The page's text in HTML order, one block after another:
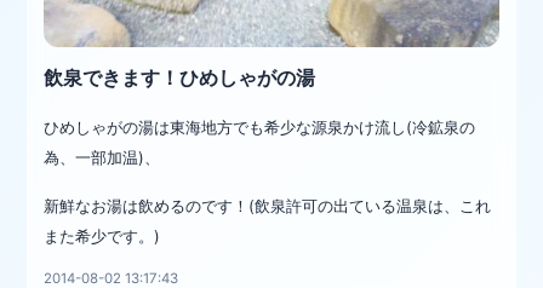
飲泉できます！ひめしゃがの湯
ひめしゃがの湯は東海地方でも希少な源泉かけ流し(冷鉱泉の
為、一部加温)、
新鮮なお湯は飲めるのです！(飲泉許可の出ている温泉は、これ
また希少です。)
2014-08-02 13:17:43